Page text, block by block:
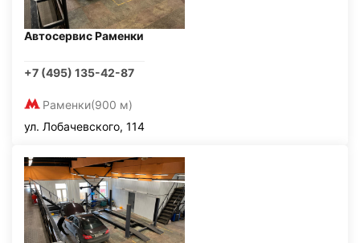
Автосервис Раменки
+7 (495) 135-42-87
Раменки(900 м)
ул. Лобачевского, 114